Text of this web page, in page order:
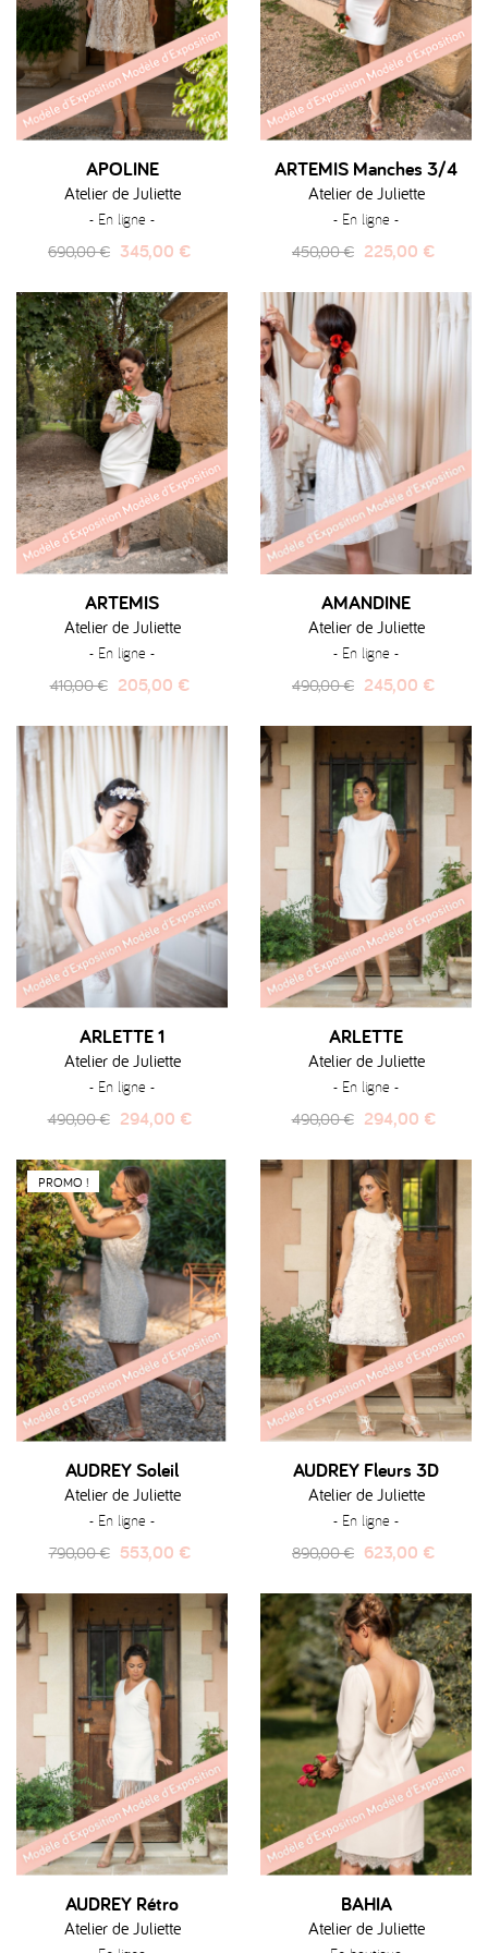
APOLINE
Atelier de Juliette
- En ligne -
Prix
690,00 € Prix
345,00 €
ARTEMIS Manches 3/4
Atelier de Juliette
- En ligne -
Prix
450,00 € Prix
225,00 €
ARTEMIS
Atelier de Juliette
- En ligne -
Prix
410,00 € Prix
205,00 €
AMANDINE
Atelier de Juliette
- En ligne -
Prix
490,00 € Prix
245,00 €
ARLETTE 1
Atelier de Juliette
- En ligne -
Prix
490,00 € Prix
294,00 €
ARLETTE
Atelier de Juliette
- En ligne -
Prix
490,00 € Prix
294,00 €
PROMO !
AUDREY Soleil
Atelier de Juliette
- En ligne -
Prix
790,00 € Prix
553,00 €
AUDREY Fleurs 3D
Atelier de Juliette
- En ligne -
Prix
890,00 € Prix
623,00 €
AUDREY Rétro
Atelier de Juliette
BAHIA
Atelier de Juliette